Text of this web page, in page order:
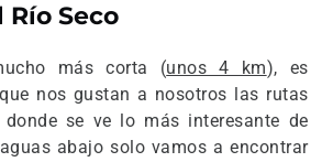
Seco
más corta (unos 4 km), es
nos gustan a nosotros las rutas
se ve lo más interesante de
abajo solo vamos a encontrar